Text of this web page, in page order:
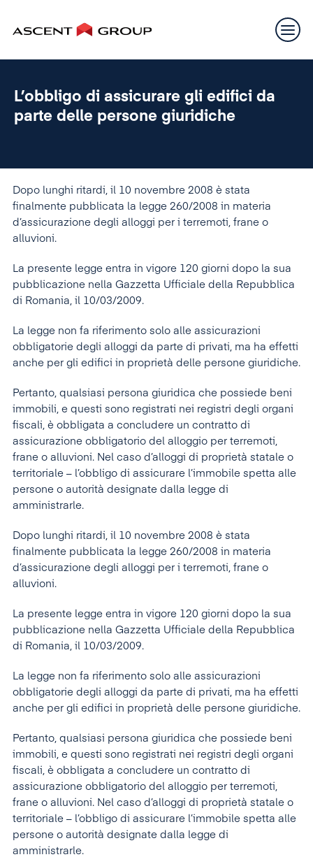
L’obbligo di assicurare gli edifici da
parte delle persone giuridiche
Dopo lunghi ritardi, il 10 novembre 2008 è stata
finalmente pubblicata la legge 260/2008 in materia
d’assicurazione degli alloggi per i terremoti, frane o
alluvioni.
La presente legge entra in vigore 120 giorni dopo la sua
pubblicazione nella Gazzetta Ufficiale della Repubblica
di Romania, il 10/03/2009.
La legge non fa riferimento solo alle assicurazioni
obbligatorie degli alloggi da parte di privati, ma ha effetti
anche per gli edifici in proprietà delle persone giuridiche.
Pertanto, qualsiasi persona giuridica che possiede beni
immobili, e questi sono registrati nei registri degli organi
fiscali, è obbligata a concludere un contratto di
assicurazione obbligatorio del alloggio per terremoti,
frane o alluvioni. Nel caso d’alloggi di proprietà statale o
territoriale – l’obbligo di assicurare l’immobile spetta alle
persone o autorità designate dalla legge di
amministrarle.
Dopo lunghi ritardi, il 10 novembre 2008 è stata
finalmente pubblicata la legge 260/2008 in materia
d’assicurazione degli alloggi per i terremoti, frane o
alluvioni.
La presente legge entra in vigore 120 giorni dopo la sua
pubblicazione nella Gazzetta Ufficiale della Repubblica
di Romania, il 10/03/2009.
La legge non fa riferimento solo alle assicurazioni
obbligatorie degli alloggi da parte di privati, ma ha effetti
anche per gli edifici in proprietà delle persone giuridiche.
Pertanto, qualsiasi persona giuridica che possiede beni
immobili, e questi sono registrati nei registri degli organi
fiscali, è obbligata a concludere un contratto di
assicurazione obbligatorio del alloggio per terremoti,
frane o alluvioni. Nel caso d’alloggi di proprietà statale o
territoriale – l’obbligo di assicurare l’immobile spetta alle
persone o autorità designate dalla legge di
amministrarle.